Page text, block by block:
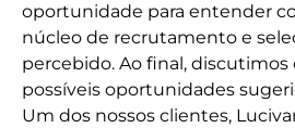
oportunidade para entender
núcleo de recrutamento e
percebido. Ao final, discutimos
possíveis oportunidades
Um dos nossos clientes,